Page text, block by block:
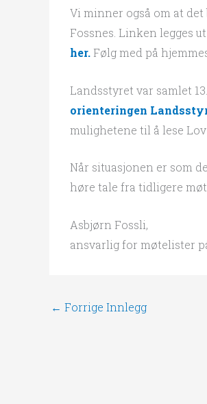
Vi minner også om at
Fossnes. Linken legges ut
her. Følg med på
Landsstyret var samlet
orienteringen
mulighetene til å lese
Når situasjonen er som
høre tale fra tidligere
Asbjørn Fossli,
ansvarlig for møtelister
← Forrige Innlegg